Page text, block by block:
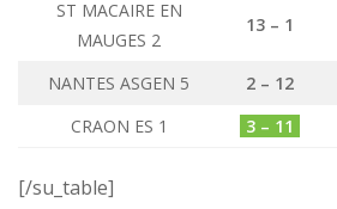
ST MACAIRE EN
MAUGES 2
13 – 1
NANTES ASGEN 5 2 – 12
CRAON ES 1
3 – 11
[/su_table]